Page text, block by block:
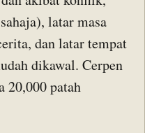
latar masa
dan latar tempat
dikawal. Cerpen
20,000 patah